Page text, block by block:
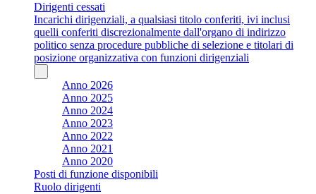
Dirigenti cessati
Incarichi dirigenziali, a qualsiasi titolo conferiti, ivi inclusi
quelli conferiti discrezionalmente dall'organo di indirizzo
politico senza procedure pubbliche di selezione e titolari di
posizione organizzativa con funzioni dirigenziali
Anno 2026
Anno 2025
Anno 2024
Anno 2023
Anno 2022
Anno 2021
Anno 2020
Posti di funzione disponibili
Ruolo dirigenti